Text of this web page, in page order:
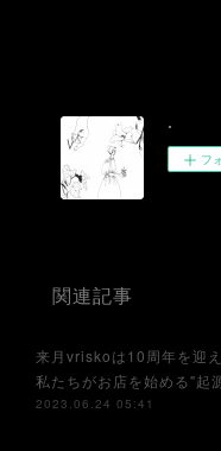
.
フ
関連記事
来月vriskoは10周年を迎
私たちがお店を始める"起
2023.06.24 05:41